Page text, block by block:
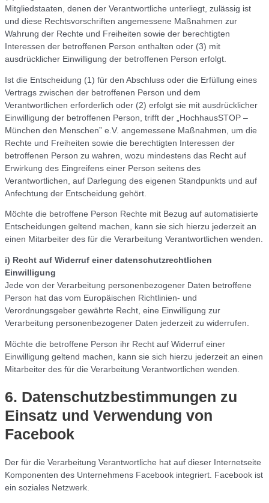
Mitgliedstaaten, denen der Verantwortliche unterliegt, zulässig ist
und diese Rechtsvorschriften angemessene Maßnahmen zur
Wahrung der Rechte und Freiheiten sowie der berechtigten
Interessen der betroffenen Person enthalten oder (3) mit
ausdrücklicher Einwilligung der betroffenen Person erfolgt.
Ist die Entscheidung (1) für den Abschluss oder die Erfüllung eines
Vertrags zwischen der betroffenen Person und dem
Verantwortlichen erforderlich oder (2) erfolgt sie mit ausdrücklicher
Einwilligung der betroffenen Person, trifft der „HochhausSTOP –
München den Menschen” e.V. angemessene Maßnahmen, um die
Rechte und Freiheiten sowie die berechtigten Interessen der
betroffenen Person zu wahren, wozu mindestens das Recht auf
Erwirkung des Eingreifens einer Person seitens des
Verantwortlichen, auf Darlegung des eigenen Standpunkts und auf
Anfechtung der Entscheidung gehört.
Möchte die betroffene Person Rechte mit Bezug auf automatisierte
Entscheidungen geltend machen, kann sie sich hierzu jederzeit an
einen Mitarbeiter des für die Verarbeitung Verantwortlichen wenden.
i) Recht auf Widerruf einer datenschutzrechtlichen
Einwilligung
Jede von der Verarbeitung personenbezogener Daten betroffene
Person hat das vom Europäischen Richtlinien- und
Verordnungsgeber gewährte Recht, eine Einwilligung zur
Verarbeitung personenbezogener Daten jederzeit zu widerrufen.
Möchte die betroffene Person ihr Recht auf Widerruf einer
Einwilligung geltend machen, kann sie sich hierzu jederzeit an einen
Mitarbeiter des für die Verarbeitung Verantwortlichen wenden.
6. Datenschutzbestimmungen zu
Einsatz und Verwendung von
Facebook
Der für die Verarbeitung Verantwortliche hat auf dieser Internetseite
Komponenten des Unternehmens Facebook integriert. Facebook ist
ein soziales Netzwerk.